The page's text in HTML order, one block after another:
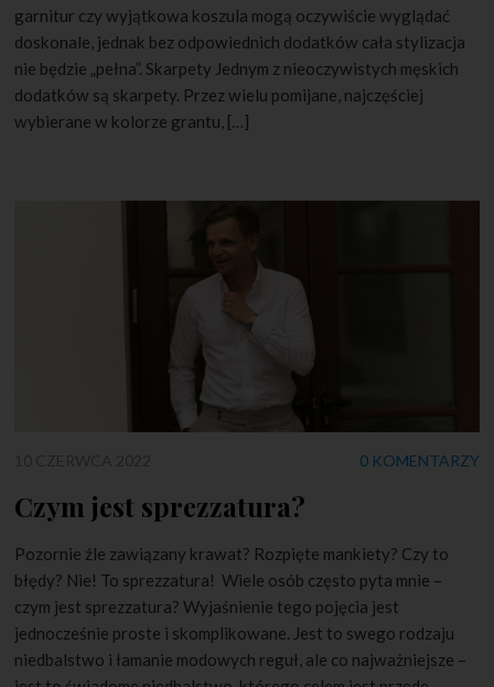
garnitur czy wyjątkowa koszula mogą oczywiście wyglądać
doskonale, jednak bez odpowiednich dodatków cała stylizacja
nie będzie „pełna”. Skarpety Jednym z nieoczywistych męskich
dodatków są skarpety. Przez wielu pomijane, najczęściej
wybierane w kolorze grantu, […]
0 KOMENTARZY
Czym jest sprezzatura?
Pozornie źle zawiązany krawat? Rozpięte mankiety? Czy to
błędy? Nie! To sprezzatura! Wiele osób często pyta mnie –
czym jest sprezzatura? Wyjaśnienie tego pojęcia jest
jednocześnie proste i skomplikowane. Jest to swego rodzaju
niedbalstwo i łamanie modowych reguł, ale co najważniejsze –